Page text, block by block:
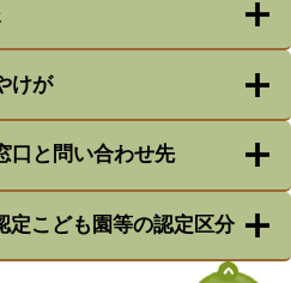
けが
口と問い合わせ先
定こども園等の認定区分